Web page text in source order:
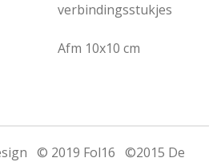
verbindingsstukjes
Afm 10x10 cm
© 2019 Fol16 ©2015 De